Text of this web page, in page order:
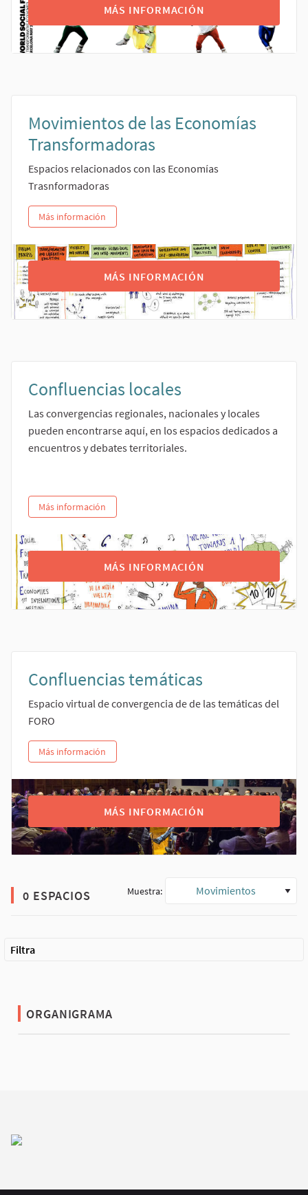
MÁS INFORMACIÓN
Movimientos de las Economías
Transformadoras
Espacios relacionados con las Economías
Trasnformadoras
Más información
MÁS INFORMACIÓN
Confluencias locales
Las convergencias regionales, nacionales y locales
pueden encontrarse aquí, en los espacios dedicados a
encuentros y debates territoriales.
Más información
MÁS INFORMACIÓN
Confluencias temáticas
Espacio virtual de convergencia de de las temáticas del
FORO
Más información
MÁS INFORMACIÓN
0 ESPACIOS Muestra: Movimientos
Filtra
ORGANIGRAMA